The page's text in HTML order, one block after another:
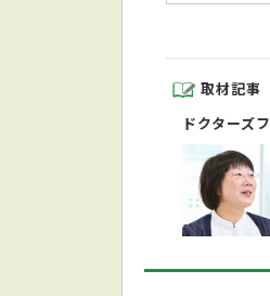
取材記事
ドクターズ